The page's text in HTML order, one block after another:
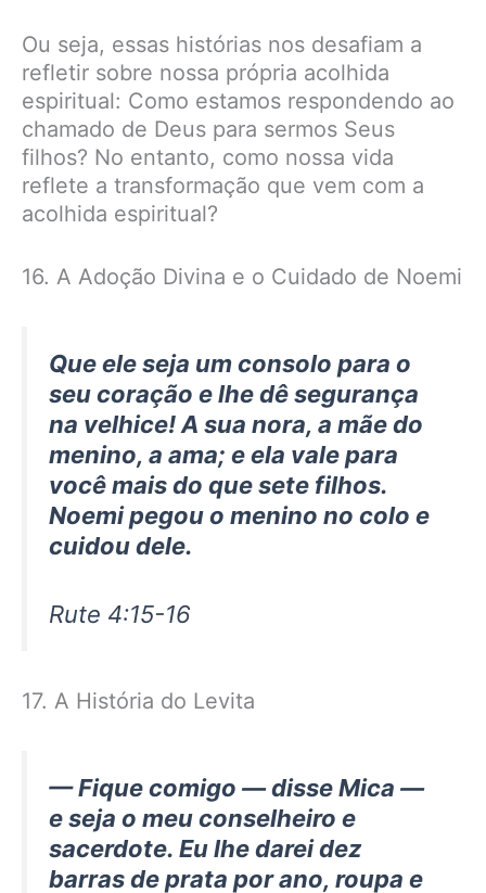
Ou seja, essas histórias nos desafiam a
refletir sobre nossa própria acolhida
espiritual: Como estamos respondendo ao
chamado de Deus para sermos Seus
filhos? No entanto, como nossa vida
reflete a transformação que vem com a
acolhida espiritual?
16. A Adoção Divina e o Cuidado de Noemi
Que ele seja um consolo para o
seu coração e lhe dê segurança
na velhice! A sua nora, a mãe do
menino, a ama; e ela vale para
você mais do que sete filhos.
Noemi pegou o menino no colo e
cuidou dele.
Rute 4:15-16
17. A História do Levita
— Fique comigo — disse Mica —
e seja o meu conselheiro e
sacerdote. Eu lhe darei dez
barras de prata por ano, roupa e